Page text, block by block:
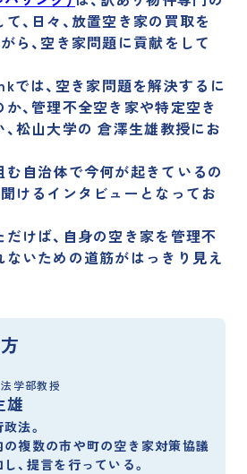
訳あり物件買取ナビ
、日々、放置空き家の買取を
ら、空き家問題に貢献をして
では、空き家問題を解決するに
、管理不全空き家や特定空き
松山大学の 倉澤生雄教授にお
自治体で今何が起きているの
けるインタビューとなってお
けば、自身の空き家を管理不
いための道筋がはっきり見え
学部教授
雄
法。
の複数の市や町の空き家対策協議
、提言を行っている。